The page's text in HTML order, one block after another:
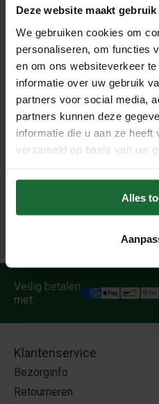
Deze website maakt
We gebruiken cookies om
personaliseren, om functies
en om ons websiteverkeer
informatie over uw gebruik
partners voor social media,
partners kunnen deze
informatie die u aan ze
verzameld op basis van uw
Alles
grote oppervlakken. Het
eenvoudig en zorgt voor een
die lang meegaat. 1 liter is
Belangrijke opmerking
Let op: onze kurkverf is
onbehandeld kurk en is niet
gelakte kurk oppervlakken.
schoon en onbehandeld is
het beste resultaat te
Veilig betalen
met:
Klantenservice
Bezorginfo
Retourneren